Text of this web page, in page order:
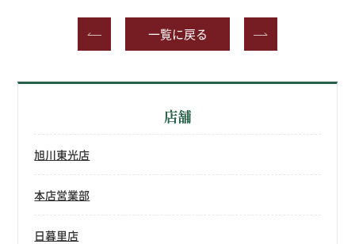
一覧に戻る
店舗
旭川東光店
本店営業部
日暮里店